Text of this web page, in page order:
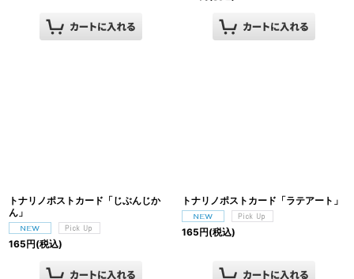
トナリノポストカード「じぶんじか
ん」
165円(税込)
トナリノポストカード「ラテアート」
165円(税込)